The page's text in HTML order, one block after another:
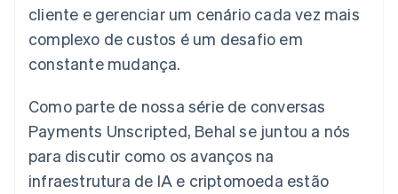
Radar
Prevenção de fraudes
Atlas
Incorporação de startups
Climate
Remoção de carbono
Identity
Verificação de identidade
Ecossistema
Parceiros
Stripe App Marketplace
cliente e gerenciar um cenário cada vez mais
complexo de custos é um desafio em
constante mudança.
Como parte de nossa série de conversas
Payments Unscripted, Behal se juntou a nós
para discutir como os avanços na
infraestrutura de IA e criptomoeda estão